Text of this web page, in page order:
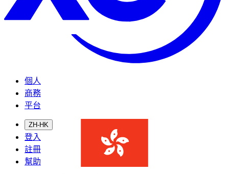
個人
商務
平台
ZH-HK
登入
註冊
幫助